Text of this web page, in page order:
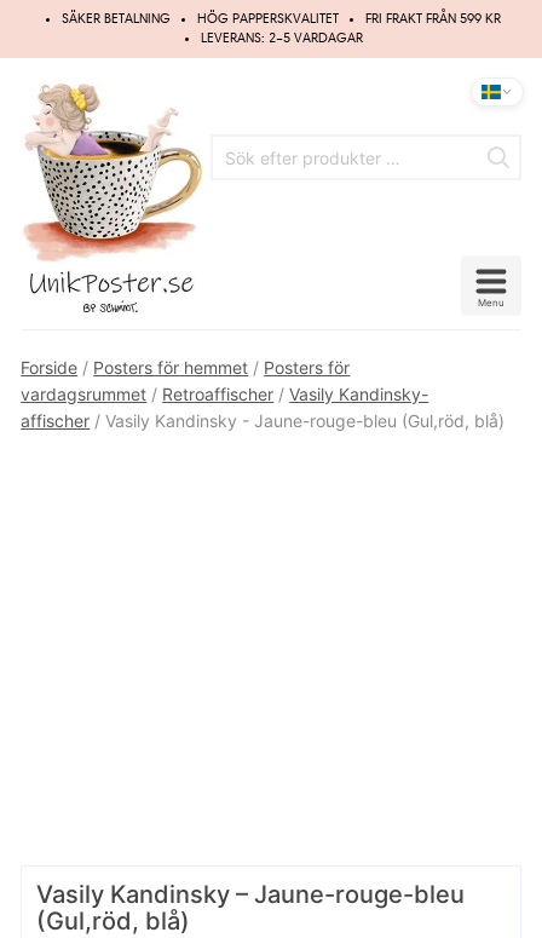
Hoppa
SÄKER BETALNING HÖG PAPPERSKVALITET
FRI FRAKT FRÅN 599 KR
LEVERANS: 2–5 VARDAGAR
Menu
Forside / Posters för hemmet / Posters för
vardagsrummet / Retroaffischer /Vasily Kandinsky-
affischer / Vasily Kandinsky - Jaune-rouge-bleu (Gul,röd, blå)
Vasily Kandinsky – Jaune-rouge-bleu
(Gul,röd, blå)